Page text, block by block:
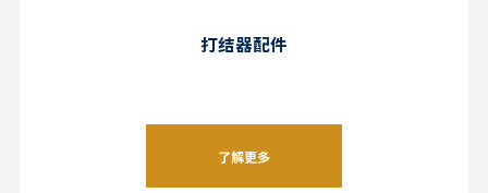
打结器配件
了解更多